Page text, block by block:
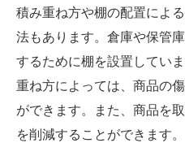
積み重ね方や棚の配置によ
法もあります。倉庫や保管
するために棚を設置してい
重ね方によっては、商品の
ができます。また、商品を
を削減することができます。